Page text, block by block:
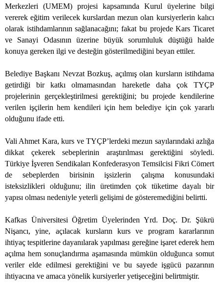
Merkezleri (UMEM) projesi kapsamında Kurul üyelerine bilgi
vererek eğitim verilecek kurslardan mezun olan kursiyerlerin kalıcı
olarak istihdamlarının sağlanacağını; fakat bu projede Kars Ticaret
ve Sanayi Odasının üzerine büyük sorumluluk düştüğü halde
konuya gereken ilgi ve desteğin gösterilmediğini beyan ettiler.
Belediye Başkanı Nevzat Bozkuş, açılmış olan kursların istihdama
getirdiği bir katkı olmamasından hareketle daha çok TYÇP
projelerinin gerçekleştirilmesi gerektiğini; bu projede kendilerine
verilen işçilerin hem kendileri için hem belediye için çok yararlı
olduğunu ifade etti.
Vali Ahmet Kara, kurs ve TYÇP’lerdeki mezun sayılarındaki azlığa
dikkat çekerek sebeplerinin araştırılması gerektiğini söyledi.
Türkiye İşveren Sendikaları Konfederasyon Temsilcisi Fikri Cömert
de sebeplerden birisinin işsizlerin çalışma konusundaki
isteksizlikleri olduğunu; ilin üretimden çok tüketime dayalı bir
yapısı olması nedeniyle yeterli gelişimi de gösteremediğini belirtti.
Kafkas Üniversitesi Öğretim Üyelerinden Yrd. Doç. Dr. Şükrü
Nişancı, yine, açılacak kursların kurs ve program kararlarının
ihtiyaç tespitlerine dayanılarak yapılması gereğine işaret ederek hem
açılma hem sonuçlandırma aşamasında mümkün olduğunca somut
veriler elde edilmesi gerektiğini ve bu sayede işgücü pazarının
ihtiyacına ve amaca yönelik kursiyerler yetişeceğini belirtmiştir.